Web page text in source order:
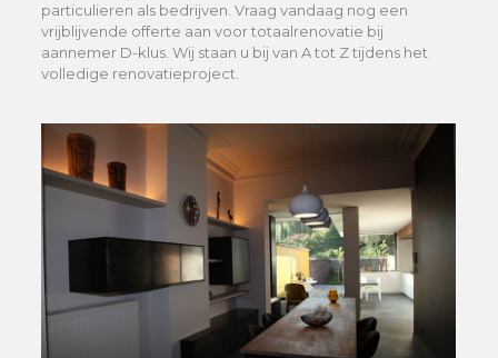
particulieren als bedrijven. Vraag vandaag nog een
vrijblijvende offerte aan voor totaalrenovatie bij
aannemer D-klus. Wij staan u bij van A tot Z tijdens het
volledige renovatieproject.